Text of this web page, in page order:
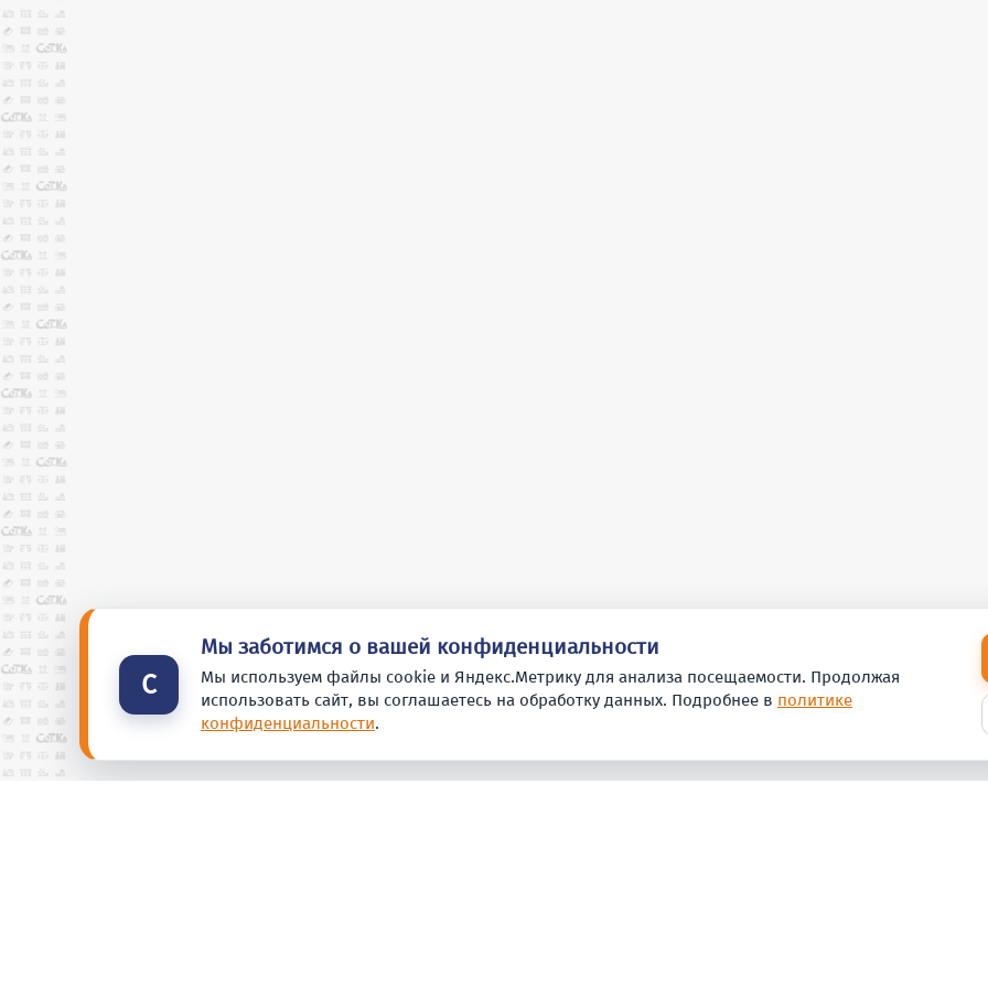
С
Мы заботимся о вашей конфиденциальности
Мы используем файлы cookie и Яндекс.Метрику для анализа посещаемости. Продолжая
использовать сайт, вы соглашаетесь на обработку данных. Подробнее в политике
конфиденциальности.